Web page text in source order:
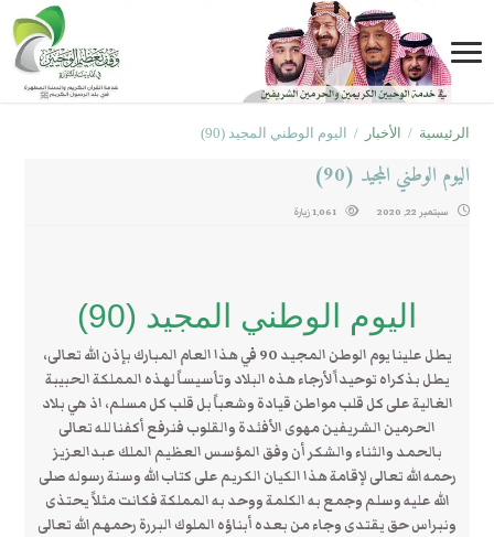
الرئيسية / الأخبار / اليوم الوطني المجيد (90)
اليوم الوطني المجيد (90)
سبتمبر 22, 2020 1,061 زيارة
اليوم الوطني المجيد (90)
يطل علينا يوم الوطن المجيد 90 في هذا العام المبارك بإذن الله تعالى،
يطل بذكراه توحيداً لأرجاء هذه البلاد وتأسيساً لهذه المملكة الحبيبة
الغالية على كل قلب مواطن قيادة وشعباً بل قلب كل مسلم، اذ هي بلاد
الحرمين الشريفين مهوى الأفئدة والقلوب فنرفع أكفنا لله تعالى
بالحمد والثناء والشكر أن وفق المؤسس العظيم الملك عبدالعزيز
رحمه الله تعالى لإقامة هذا الكيان الكريم على كتاب الله وسنة رسوله صلى
الله عليه وسلم وجمع به الكلمة ووحد به المملكة فكانت مثلاً يحتذى
ونبراس حق يقتدى وجاء من بعده أبناؤه الملوك البررة رحمهم الله تعالى